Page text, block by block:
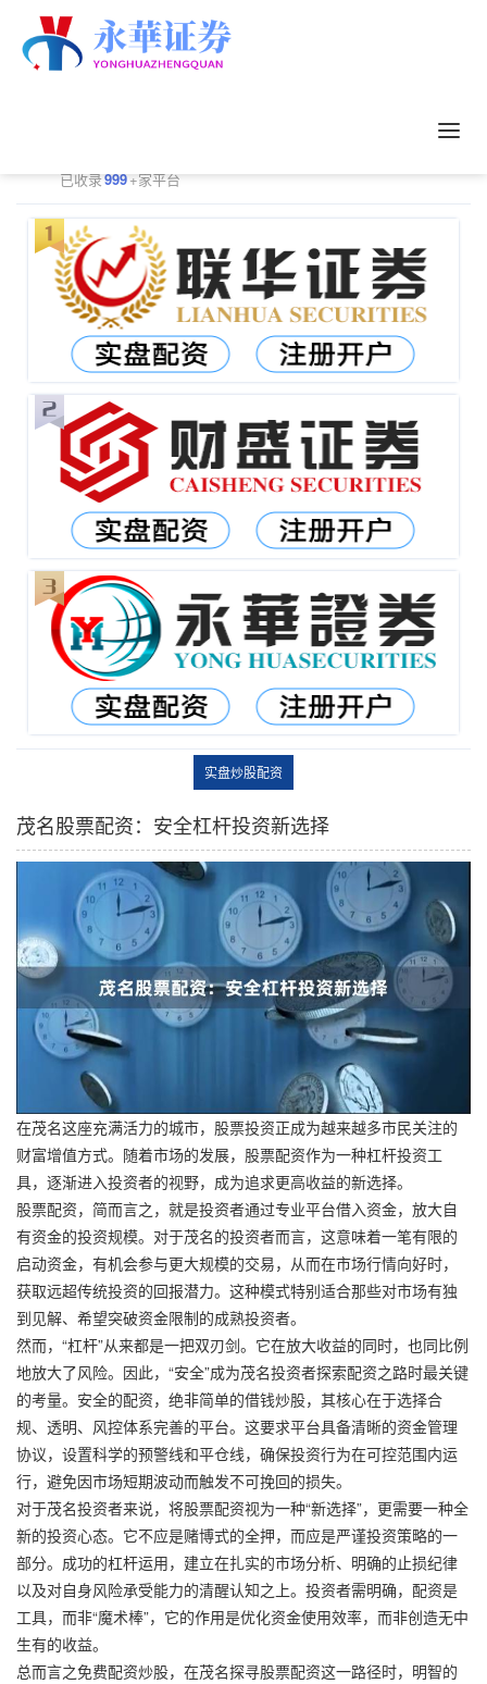
已收录999+家平台
实盘炒股配资
茂名股票配资：安全杠杆投资新选择
在茂名这座充满活力的城市，股票投资正成为越来越多市民关注的
财富增值方式。随着市场的发展，股票配资作为一种杠杆投资工
具，逐渐进入投资者的视野，成为追求更高收益的新选择。
股票配资，简而言之，就是投资者通过专业平台借入资金，放大自
有资金的投资规模。对于茂名的投资者而言，这意味着一笔有限的
启动资金，有机会参与更大规模的交易，从而在市场行情向好时，
获取远超传统投资的回报潜力。这种模式特别适合那些对市场有独
到见解、希望突破资金限制的成熟投资者。
然而，“杠杆”从来都是一把双刃剑。它在放大收益的同时，也同比例
地放大了风险。因此，“安全”成为茂名投资者探索配资之路时最关键
的考量。安全的配资，绝非简单的借钱炒股，其核心在于选择合
规、透明、风控体系完善的平台。这要求平台具备清晰的资金管理
协议，设置科学的预警线和平仓线，确保投资行为在可控范围内运
行，避免因市场短期波动而触发不可挽回的损失。
对于茂名投资者来说，将股票配资视为一种“新选择”，更需要一种全
新的投资心态。它不应是赌博式的全押，而应是严谨投资策略的一
部分。成功的杠杆运用，建立在扎实的市场分析、明确的止损纪律
以及对自身风险承受能力的清醒认知之上。投资者需明确，配资是
工具，而非“魔术棒”，它的作用是优化资金使用效率，而非创造无中
生有的收益。
总而言之免费配资炒股，在茂名探寻股票配资这一路径时，明智的